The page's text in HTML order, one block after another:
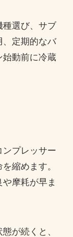
種選び、サブ
、定期的なバ
始動前に冷蔵
プレッサー
縮めます。
摩耗が早ま
が続くと、